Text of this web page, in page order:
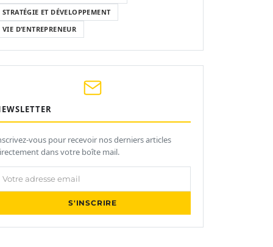
STRATÉGIE ET DÉVELOPPEMENT
VIE D’ENTREPRENEUR
vous pour recevoir nos derniers articles
dans votre boîte mail.
adresse email
S'INSCRIRE